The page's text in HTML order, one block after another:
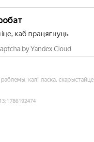
каб працягнуць
by Yandex Cloud
калі ласка, скарыстайце
:1786192474